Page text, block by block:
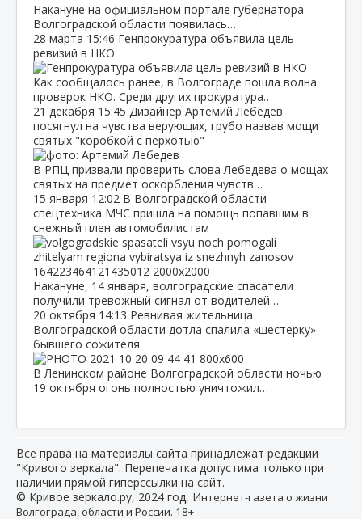
Накануне на официальном портале губернатора
Волгоградской области появилась…
28 марта 15:46 Генпрокуратура объявила цель
ревизий в НКО
Как сообщалось ранее, в Волгограде пошла волна
проверок НКО. Среди других прокуратура…
21 декабря 15:45 Дизайнер Артемий Лебедев
посягнул на чувства верующих, грубо назвав мощи
святых "коробкой с перхотью"
В РПЦ призвали проверить слова Лебедева о мощах
святых на предмет оскорбления чувств…
15 января 12:02 В Волгоградской области
спецтехника МЧС пришла на помощь попавшим в
снежный плен автомобилистам
Накануне, 14 января, волгоградские спасатели
получили тревожный сигнал от водителей…
20 октября 14:13 Ревнивая жительница
Волгоградской области дотла спалила «шестерку»
бывшего сожителя
В Ленинском районе Волгоградской области ночью
19 октября огонь полностью уничтожил…
Все права на материалы сайта принадлежат редакции
"Кривого зеркала". Перепечатка допустима только при
наличии прямой гиперссылки на сайт.
© Кривое зеркало.ру, 2024 год, Интернет-газета о жизни
Волгограда, области и России. 18+